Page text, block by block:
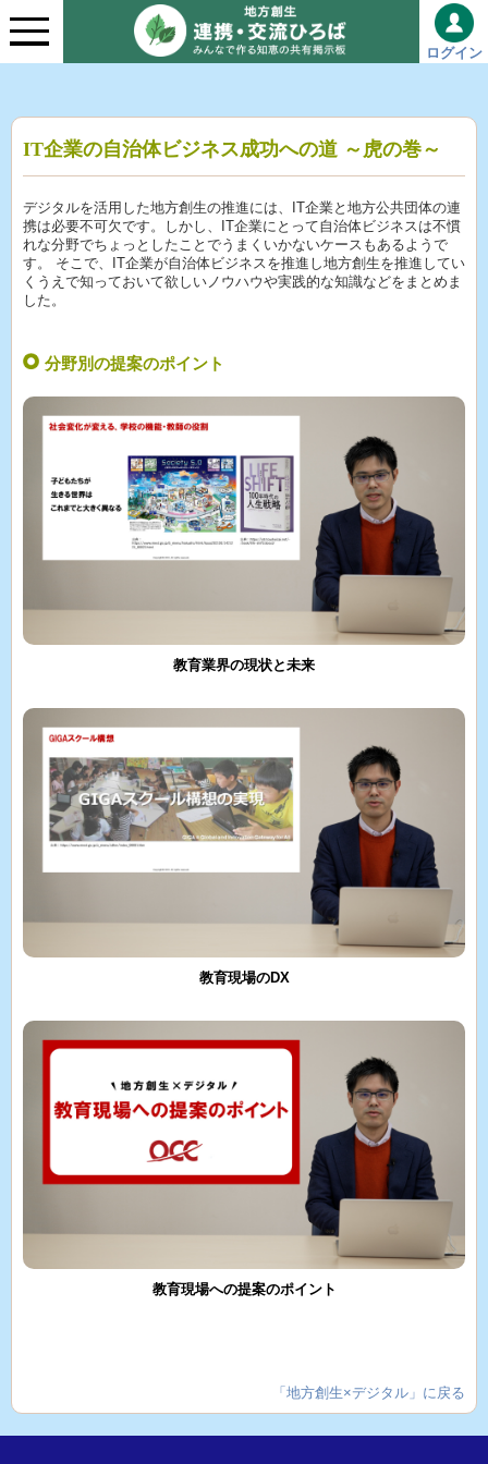
ログイン
IT企業の自治体ビジネス成功への道 ～虎の巻～
デジタルを活用した地方創生の推進には、IT企業と地方公共団体の連
携は必要不可欠です。しかし、IT企業にとって自治体ビジネスは不慣
れな分野でちょっとしたことでうまくいかないケースもあるようで
す。 そこで、IT企業が自治体ビジネスを推進し地方創生を推進してい
くうえで知っておいて欲しいノウハウや実践的な知識などをまとめま
した。
分野別の提案のポイント
教育業界の現状と未来
教育現場のDX
教育現場への提案のポイント
「地方創生×デジタル」に戻る